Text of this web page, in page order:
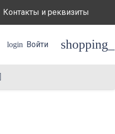
Контакты и реквизиты
login Войти